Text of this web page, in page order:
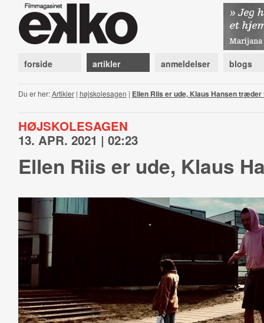
forside artikler anmeldelser blogs
Du er her:Artikler| højskolesagen | Ellen Riis er ude, Klaus Hansen træder
HØJSKOLESAGEN
13. APR. 2021 | 02:23
Ellen Riis er ude, Klaus